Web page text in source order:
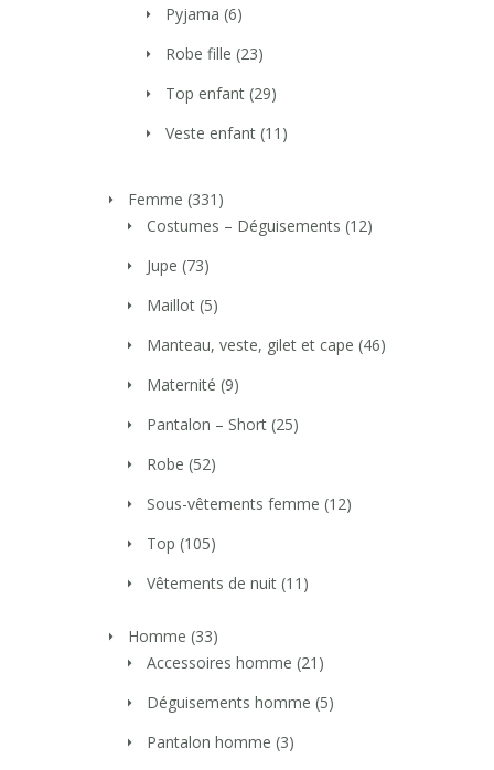
Pyjama (6)
Robe fille (23)
Top enfant (29)
Veste enfant (11)
Femme (331)
Costumes – Déguisements (12)
Jupe (73)
Maillot (5)
Manteau, veste, gilet et cape (46)
Maternité (9)
Pantalon – Short (25)
Robe (52)
Sous-vêtements femme (12)
Top (105)
Vêtements de nuit (11)
Homme (33)
Accessoires homme (21)
Déguisements homme (5)
Pantalon homme (3)